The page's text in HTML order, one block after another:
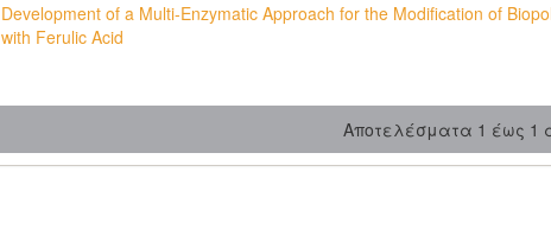
Development of a Multi-Enzymatic Approach for the Modification of
with Ferulic Acid
Αποτελέσματα 1 έως 1